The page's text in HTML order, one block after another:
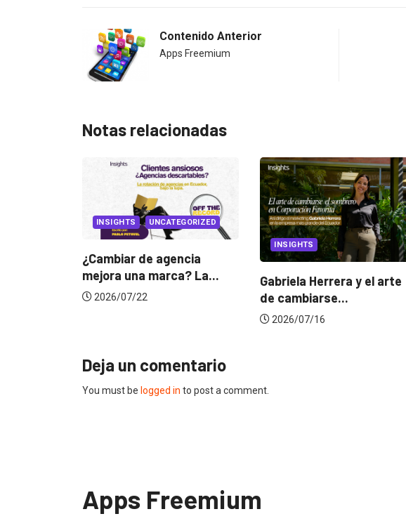
Contenido Anterior
Apps Freemium
Notas relacionadas
Gabriela Herrera y el arte
de cambiarse...
CANNES LIONS 2026
Dos ecuatorianos
jurado de Cannes...
2026/06/23
Deja un comentario
You must be logged in to post a comment.
Apps Freemium